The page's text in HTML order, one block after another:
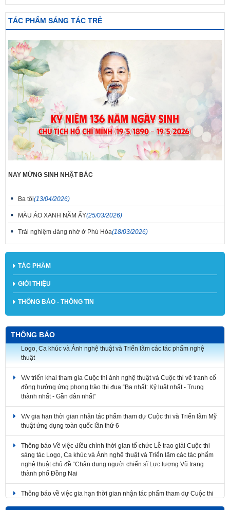
TÁC PHẨM SÁNG TÁC TRẺ
NAY MỪNG SINH NHẬT BÁC
Ba tôi(13/04/2026)
MÀU ÁO XANH NĂM ẤY(25/03/2026)
Trải nghiệm đáng nhớ ở Phú Hòa(18/03/2026)
TÁC PHẨM
GIỚI THIỆU
THÔNG BÁO - THÔNG TIN
THÔNG BÁO
Về việc điều chỉnh thời gian tổ chức Lễ trao giải Cuộc thi sáng tác
thuật
động hưởng ứng phong trào thi đua “Ba nhất: Kỷ luật nhất - Trung
thành nhất - Gần dân nhất”
thuật ứng dụng toàn quốc lần thứ 6
sáng tác Logo, Ca khúc và Ảnh nghệ thuật và Triển lãm các tác phẩm
nghệ thuật chủ đề “Chân dung người chiến sĩ Lực lượng Vũ trang
thành phố Đồng Nai
sáng tác mẫu biểu trưng Năm APEC 2027 tại Việt Nam